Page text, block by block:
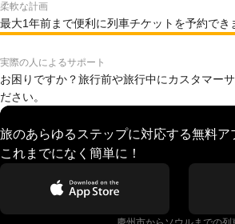
柔軟な計画
最大1年前まで便利に列車チケットを予約でき
実際の人によるサポート
お困りですか？旅行前や旅行中にカスタマー
ださい。
旅のあらゆるステップに対応する無料
これまでになく簡単に！